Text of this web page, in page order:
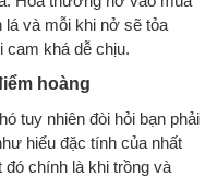
lá và mỗi khi nở sẽ tỏa
cam khá dễ chịu.
hoàng
tuy nhiên đòi hỏi bạn phải
hiểu đặc tính của nhất
chính là khi trồng và